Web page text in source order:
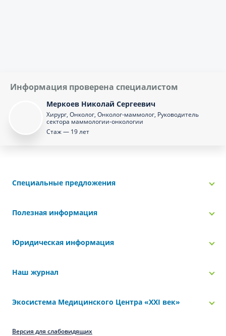
Информация проверена специалистом
Меркоев Николай Сергеевич
Хирург, Онколог, Онколог-маммолог, Руководитель
сектора маммологии-онкологии
Стаж — 19 лет
Специальные предложения
Полезная информация
Юридическая информация
Наш журнал
Экосистема Медицинского Центра «‎XXI век»
Версия для слабовидящих